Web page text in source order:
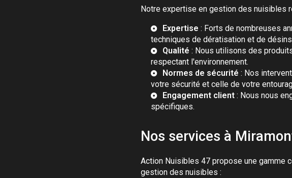
Notre expertise en gestion des nuisibles
Expertise : Forts de nombreuses
techniques de dératisation et de
Qualité : Nous utilisons des
respectant l'environnement.
Normes de sécurité : Nos
votre sécurité et celle de votre
Engagement client : Nous nous
spécifiques.
Nos services à
Action Nuisibles 47 propose une gamme
gestion des nuisibles :